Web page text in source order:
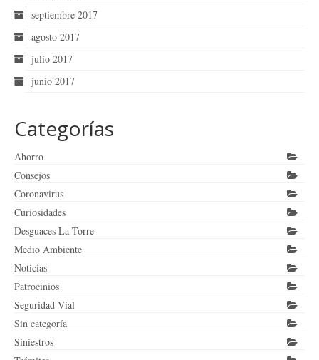
septiembre 2017
agosto 2017
julio 2017
junio 2017
Categorías
Ahorro
Consejos
Coronavirus
Curiosidades
Desguaces La Torre
Medio Ambiente
Noticias
Patrocinios
Seguridad Vial
Sin categoría
Siniestros